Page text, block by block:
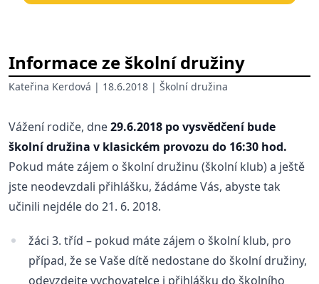
Informace ze školní družiny
Kateřina Kerdová | 18.6.2018 | Školní družina
Vážení rodiče, dne29.6.2018 po vysvědčení bude
školní družina v klasickém provozu do 16:30 hod.
Pokud máte zájem o školní družinu (školní klub) a ještě
jste neodevzdali přihlášku, žádáme Vás, abyste tak
učinili nejdéle do 21. 6. 2018.
žáci 3. tříd – pokud máte zájem o školní klub, pro
případ, že se Vaše dítě nedostane do školní družiny,
odevzdejte vychovatelce i přihlášku do školního